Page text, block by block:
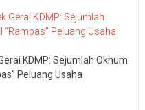
KDMP: Sejumlah Oknum
Peluang Usaha